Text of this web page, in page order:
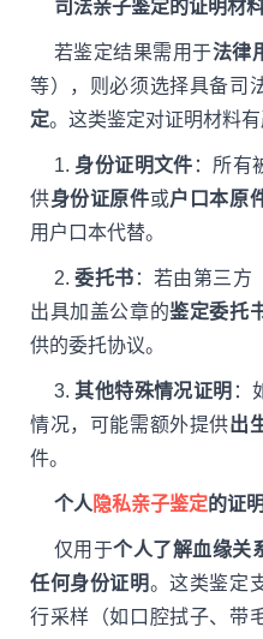
司法亲子鉴定的证明材
若鉴定结果需用于法律
等），则必须选择具备司
定。这类鉴定对证明材料有
1. 身份证明文件 ：所有
供身份证原件或户口本原
用户口本代替。
2.委托书 ：若由第三方
出具加盖公章的鉴定委托
供的委托协议。
3.其他特殊情况证明 ：
情况，可能需额外提供出
件。
个人 隐私亲子鉴定的证
仅用于个人了解血缘关
任何身份证明。这类鉴定
行采样（如口腔拭子、带